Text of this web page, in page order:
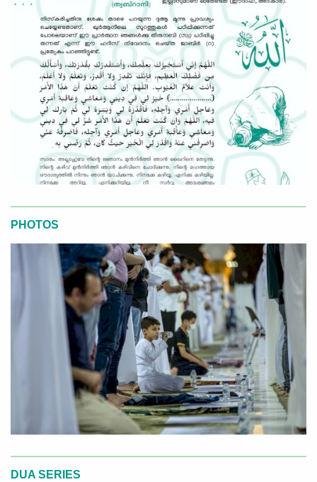
PHOTOS
DUA SERIES